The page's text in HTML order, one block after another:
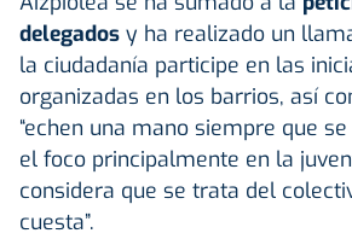
delegados y ha realizado un
la ciudadanía participe en las
organizadas en los barrios, así
“echen una mano siempre que se
el foco principalmente en la
considera que se trata del
cuesta”.